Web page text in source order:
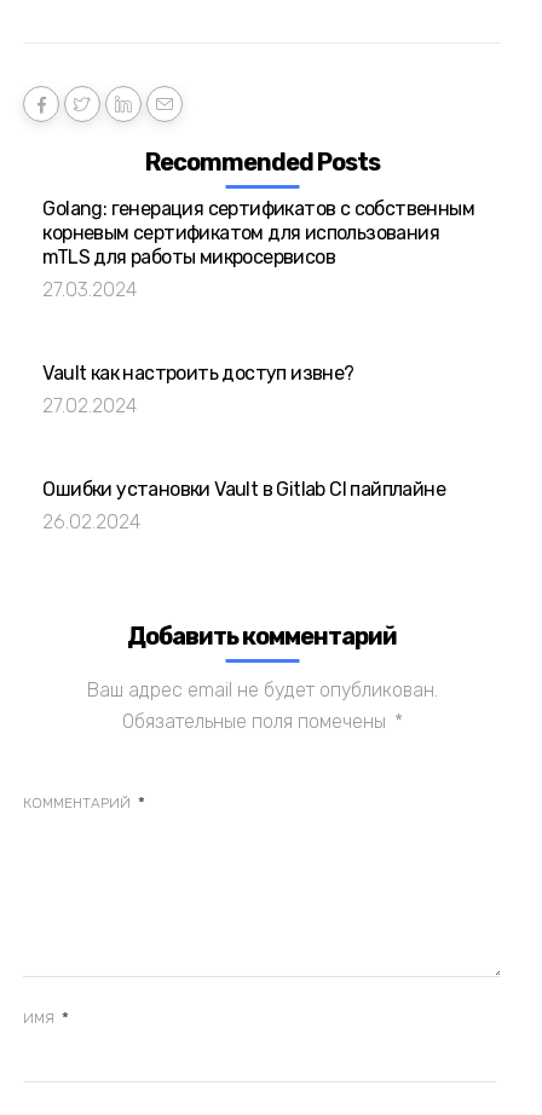
Recommended Posts
Golang: генерация сертификатов с собственным
корневым сертификатом для использования
mTLS для работы микросервисов
27.03.2024
Vault как настроить доступ извне?
27.02.2024
Ошибки установки Vault в Gitlab CI пайплайне
26.02.2024
Добавить комментарий
Ваш адрес email не будет опубликован.
Обязательные поля помечены *
КОММЕНТАРИЙ *
ИМЯ *